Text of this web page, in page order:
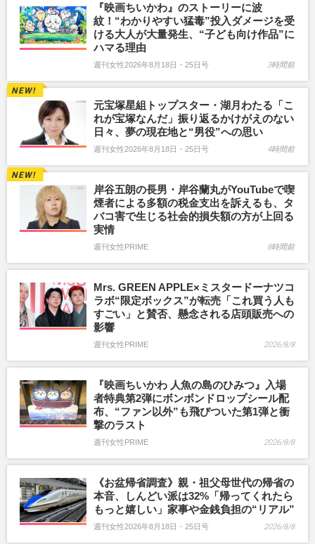
『映画ちいかわ』のストーリーに波
紋！“わかりやすい猛毒”投入ダメージを受
ける大人が大量発生、“子ども向け作品”に
ハマる理由
週刊女性2026年8月18日・25日号 3時間前
元宝塚星組トップスター・湖月わたる「こ
れが宝塚なんだ」振り返るかけがえのない
日々、夢の現在地と“男役”への思い
週刊女性2026年8月18日・25日号 4時間前
岸谷五朗の長男・岸谷蘭丸がYouTubeで喫
煙者による多額の税金支出を訴えるも、タ
バコ害で生じる社会的損失額の方が上回る
実情
週刊女性PRIME 8時間前
Mrs. GREEN APPLE×ミスタードーナツコ
ラボ“限定ボックス”が転売「これ買う人も
すごい」と賛否、懸念される店頭販売への
影響
週刊女性PRIME 2026/8/8
『映画ちいかわ 人魚の島のひみつ』入場
者特典第2弾にボンボンドロップシール配
布、“ファン以外”も飛びついた第1弾と衝
撃のラスト
週刊女性PRIME 2026/8/8
《お盆帰省調査》親・祖父母世代の帰省の
本音、しんどい派は32%「帰ってくれたら
もっと嬉しい」家事や金銭負担の“リアル”
週刊女性2026年8月18日・25日号 2026/8/8